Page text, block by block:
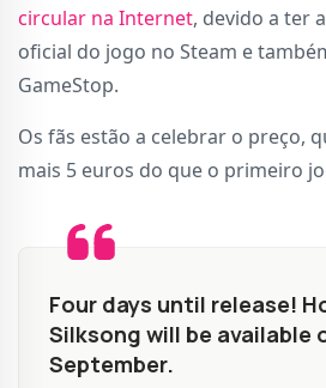
circular na Internet, devido a ter
oficial do jogo no Steam e
GameStop.
Os fãs estão a celebrar o preço,
mais 5 euros do que o primeiro
Four days until release!
Silksong will be available
September.